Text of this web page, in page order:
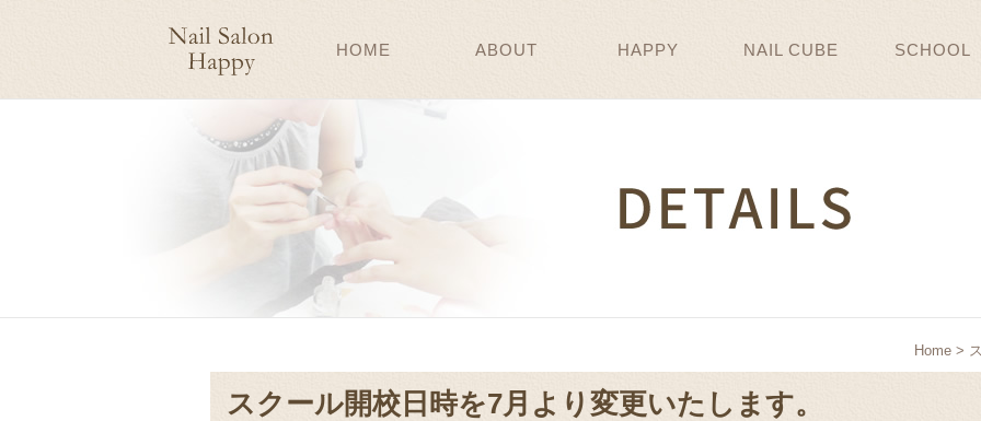
HOME ABOUT HAPPY NAIL CUBE SCHOOL
Home >
スクール開校日時を7月より変更いたします。